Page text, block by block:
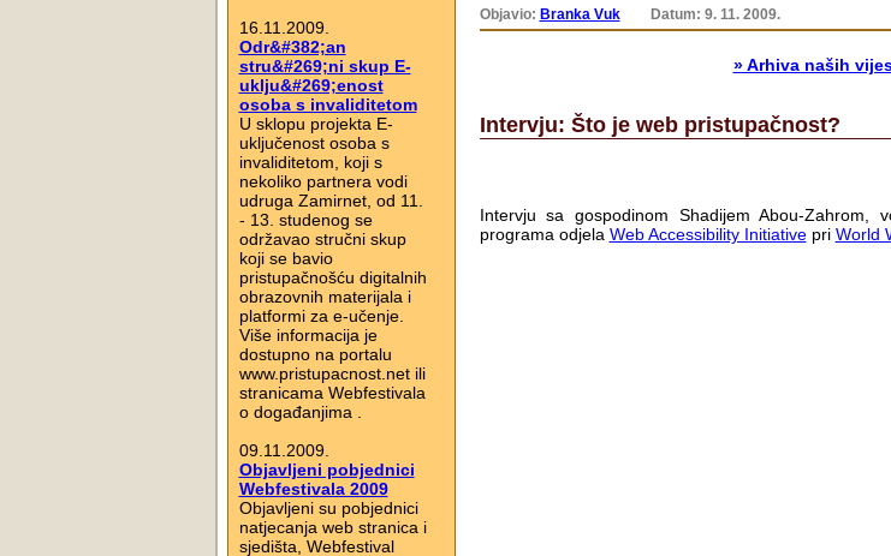
16.11.2009.
Odr&#382;an
stru&#269;ni skup E-
uklju&#269;enost
osoba s invaliditetom
U sklopu projekta E-
uključenost osoba s
invaliditetom, koji s
nekoliko partnera vodi
udruga Zamirnet, od 11.
- 13. studenog se
održavao stručni skup
koji se bavio
pristupačnošću digitalnih
obrazovnih materijala i
platformi za e-učenje.
Više informacija je
dostupno na portalu
www.pristupacnost.net ili
stranicama Webfestivala
o događanjima .
09.11.2009.
Objavljeni pobjednici
Webfestivala 2009
Objavljeni su pobjednici
natjecanja web stranica i
sjedišta, Webfestival
Objavio: Branka Vuk Datum: 9. 11. 2009.
» Arhiva naših
Intervju: Što je web pristupačnost?
Intervju sa gospodinom Shadijem Abou-Zahrom,
programa odjela Web Accessibility Initiativepri World